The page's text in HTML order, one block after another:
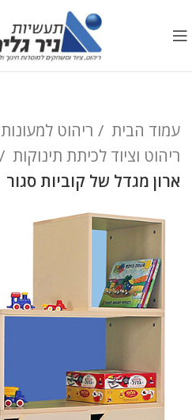
עמוד הבית
ריהוט למעונות
ריהוט וציוד לכיתת תינוקות
ארון מגדל של קוביות סגור